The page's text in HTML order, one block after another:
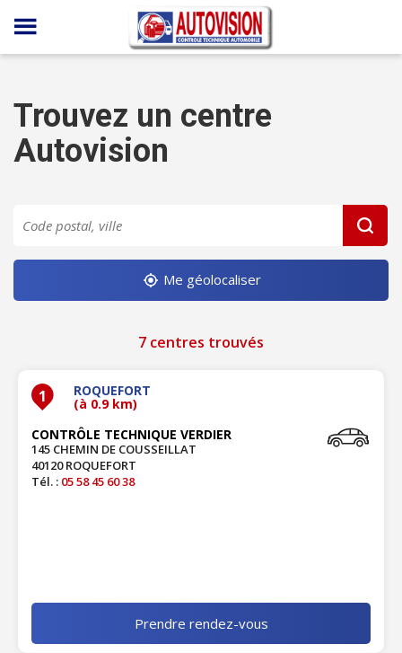
Panneau de gestion des cookies
Trouvez un centre
Autovision
Me géolocaliser
7 centres trouvés
1 ROQUEFORT
(à 0.9 km)
CONTRÔLE TECHNIQUE VERDIER
145 CHEMIN DE COUSSEILLAT
40120 ROQUEFORT
Tél. : 05 58 45 60 38
Prendre rendez-vous